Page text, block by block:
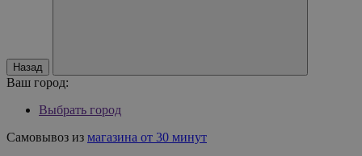
Назад
Ваш город:
Выбрать город
Самовывоз из магазина от 30 минут